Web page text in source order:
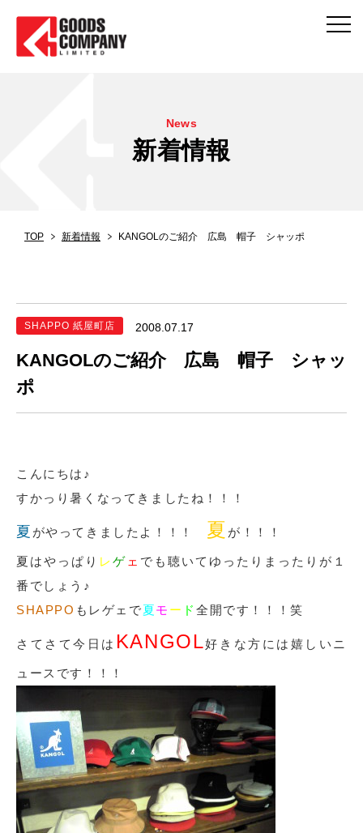
News
新着情報
TOP 新着情報 KANGOLのご紹介 広島 帽子 シャッポ
SHAPPO 紙屋町店 2008.07.17
KANGOLのご紹介 広島 帽子 シャッ
ポ
こんにちは♪
すかっり暑くなってきましたね！！！
夏 がやってきましたよ！！！ 夏 が！！！
夏はやっぱり レゲ ェ でも聴いてゆったりまったりが１
番でしょう♪
SHAPPO もレゲェで夏モ ー ド全開です！！！笑
さてさて今日は KANGOL好きな方には嬉しいニ
ュースです！！！